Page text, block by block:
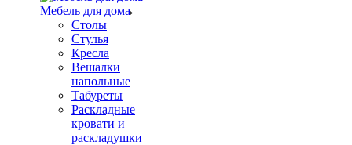
Мебель для дома
Столы
Стулья
Кресла
Вешалки
напольные
Табуреты
Раскладные
кровати и
раскладушки